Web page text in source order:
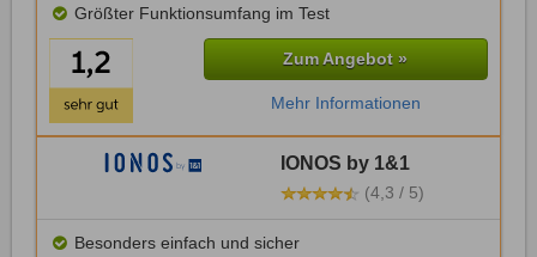
Größter Funktionsumfang im Test
Zum Angebot »
Mehr Informationen
IONOS by 1&1
(4,3 / 5)
Besonders einfach und sicher